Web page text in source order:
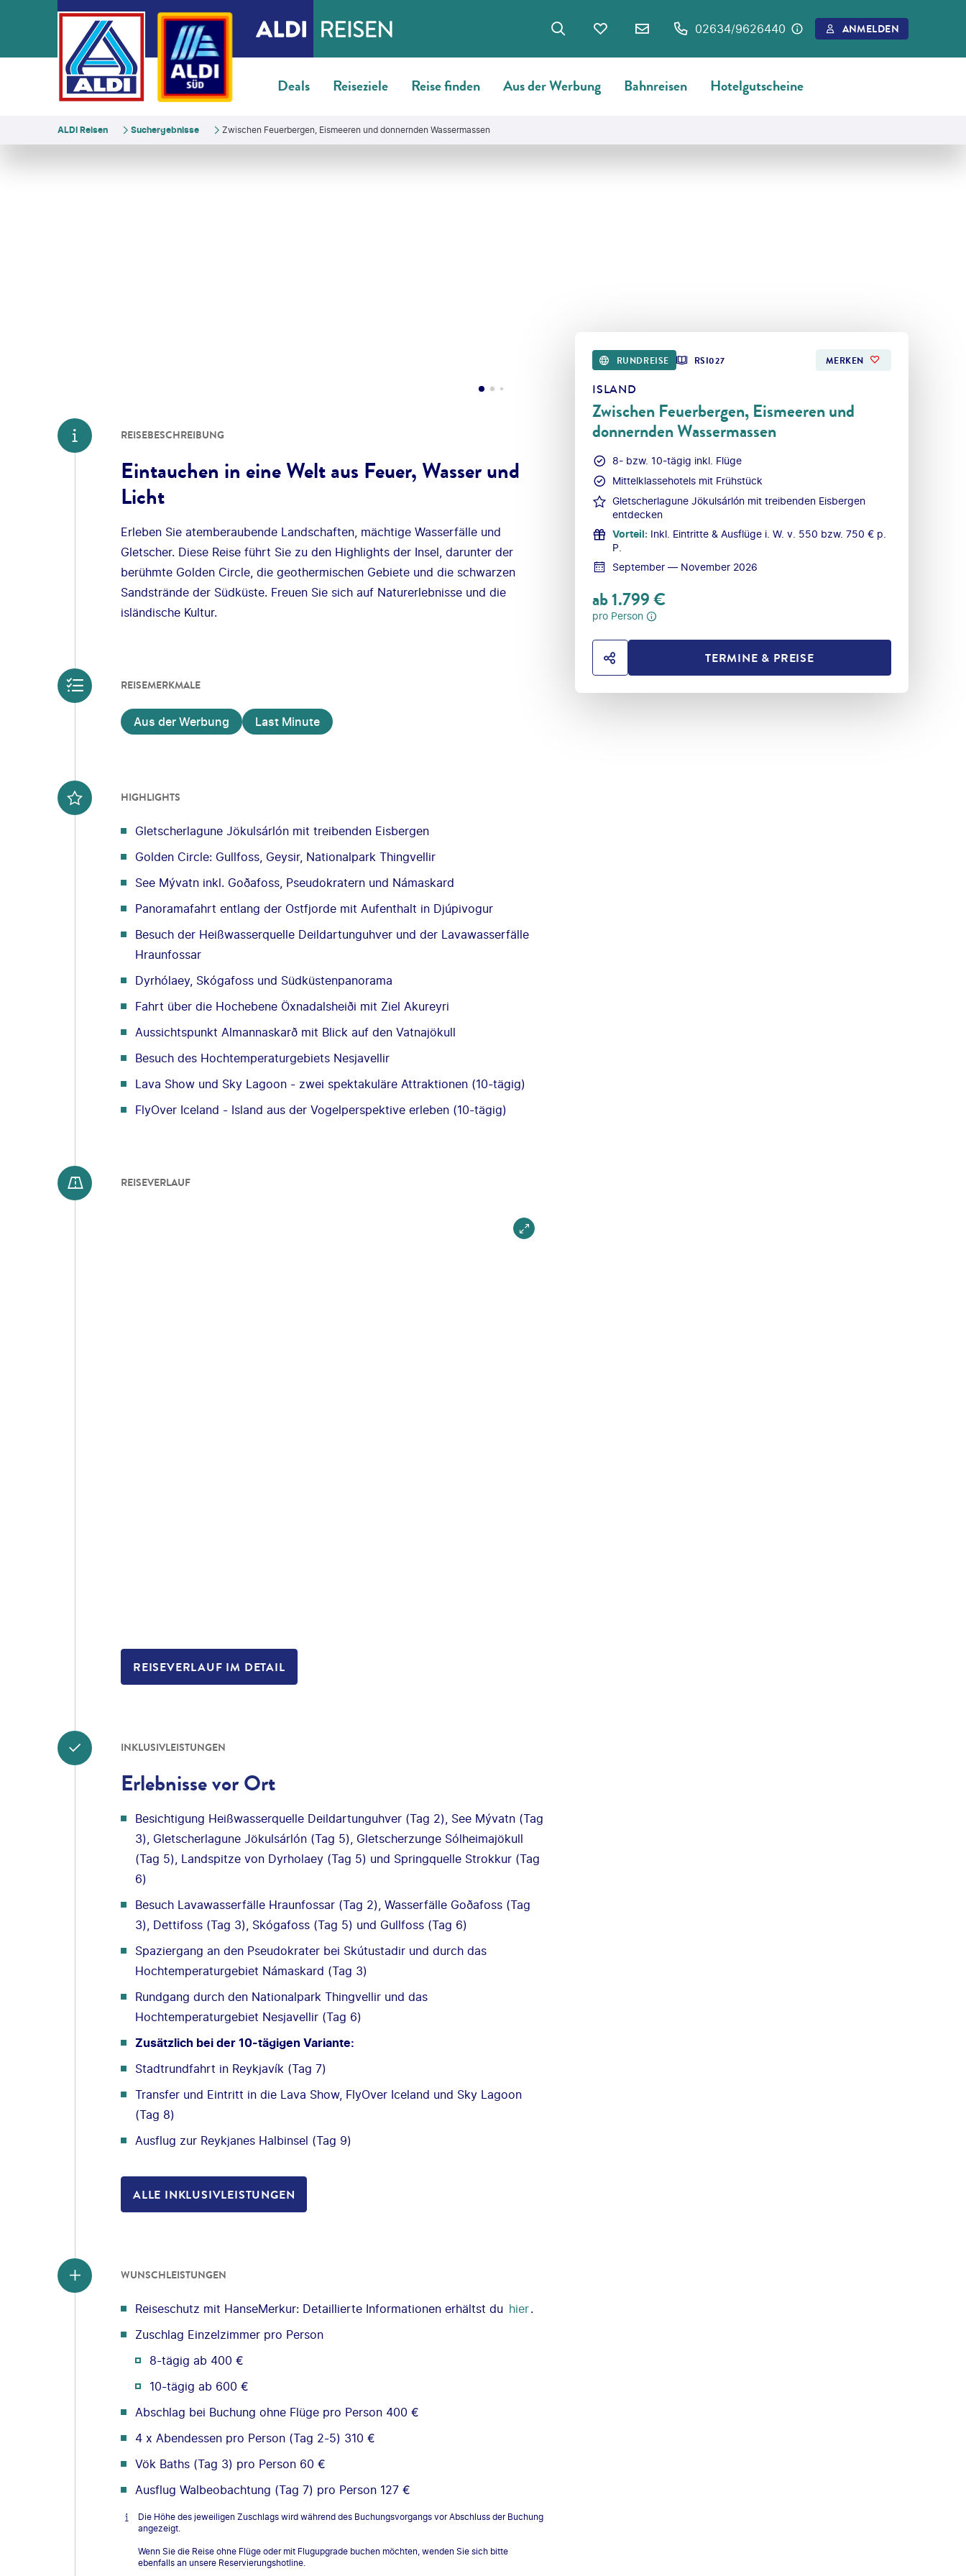
02634/9626440 ANMELDEN
Deals Reiseziele Reise finden Aus der Werbung Bahnreisen Hotelgutscheine
ALDI Reisen Suchergebnisse Zwischen Feuerbergen, Eismeeren und donnernden Wassermassen
RUNDREISE RSI027 MERKEN
ISLAND
Zwischen Feuerbergen, Eismeeren und
donnernden Wassermassen
8- bzw. 10-tägig inkl. Flüge
Mittelklassehotels mit Frühstück
Gletscherlagune Jökulsárlón mit treibenden Eisbergen
entdecken
Vorteil: Inkl. Eintritte & Ausflüge i. W. v. 550 bzw. 750 € p.
P.
September — November 2026
ab1.799€
pro Person
TERMINE & PREISE
REISEBESCHREIBUNG
Eintauchen in eine Welt aus Feuer, Wasser und
Licht
Erleben Sie atemberaubende Landschaften, mächtige Wasserfälle und
Gletscher. Diese Reise führt Sie zu den Highlights der Insel, darunter der
berühmte Golden Circle, die geothermischen Gebiete und die schwarzen
Sandstrände der Südküste. Freuen Sie sich auf Naturerlebnisse und die
isländische Kultur.
REISEMERKMALE
Aus der Werbung Last Minute
HIGHLIGHTS
Gletscherlagune Jökulsárlón mit treibenden Eisbergen
Golden Circle: Gullfoss, Geysir, Nationalpark Thingvellir
See Mývatn inkl. Goðafoss, Pseudokratern und Námaskard
Panoramafahrt entlang der Ostfjorde mit Aufenthalt in Djúpivogur
Besuch der Heißwasserquelle Deildartunguhver und der Lavawasserfälle
Hraunfossar
Dyrhólaey, Skógafoss und Südküstenpanorama
Fahrt über die Hochebene Öxnadalsheiði mit Ziel Akureyri
Aussichtspunkt Almannaskarð mit Blick auf den Vatnajökull
Besuch des Hochtemperaturgebiets Nesjavellir
Lava Show und Sky Lagoon - zwei spektakuläre Attraktionen (10-tägig)
FlyOver Iceland - Island aus der Vogelperspektive erleben (10-tägig)
REISEVERLAUF
REISEVERLAUF IM DETAIL
INKLUSIVLEISTUNGEN
Erlebnisse vor Ort
Besichtigung Heißwasserquelle Deildartunguhver (Tag 2), See Mývatn (Tag
3), Gletscherlagune Jökulsárlón (Tag 5), Gletscherzunge Sólheimajökull
(Tag 5), Landspitze von Dyrholaey (Tag 5) und Springquelle Strokkur (Tag
6)
Besuch Lavawasserfälle Hraunfossar (Tag 2), Wasserfälle Goðafoss (Tag
3), Dettifoss (Tag 3), Skógafoss (Tag 5) und Gullfoss (Tag 6)
Spaziergang an den Pseudokrater bei Skútustadir und durch das
Hochtemperaturgebiet Námaskard (Tag 3)
Rundgang durch den Nationalpark Thingvellir und das
Hochtemperaturgebiet Nesjavellir (Tag 6)
Zusätzlich bei der 10-tägigen Variante:
Stadtrundfahrt in Reykjavík (Tag 7)
Transfer und Eintritt in die Lava Show, FlyOver Iceland und Sky Lagoon
(Tag 8)
Ausflug zur Reykjanes Halbinsel (Tag 9)
ALLE INKLUSIVLEISTUNGEN
WUNSCHLEISTUNGEN
Reiseschutz mit HanseMerkur: Detaillierte Informationen erhältst du hier .
Zuschlag Einzelzimmer pro Person
8-tägig ab 400 €
10-tägig ab 600 €
Abschlag bei Buchung ohne Flüge pro Person 400 €
4 x Abendessen pro Person (Tag 2-5) 310 €
Vök Baths (Tag 3) pro Person 60 €
Ausflug Walbeobachtung (Tag 7) pro Person 127 €
Die Höhe des jeweiligen Zuschlags wird während des Buchungsvorgangs vor Abschluss der Buchung
angezeigt.
Wenn Sie die Reise ohne Flüge oder mit Flugupgrade buchen möchten, wenden Sie sich bitte
ebenfalls an unsere Reservierungshotline.